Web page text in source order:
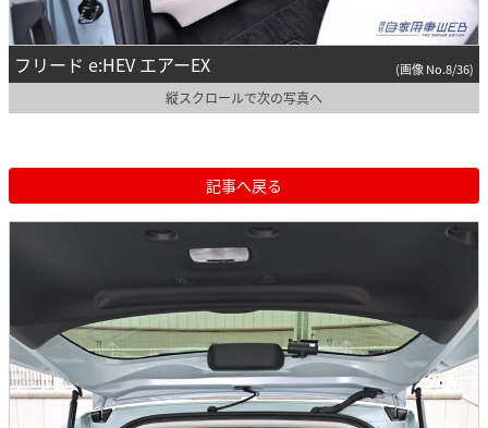
フリード e:HEV エアーEX (画像 No.8/36)
縦スクロールで次の写真へ
記事へ戻る